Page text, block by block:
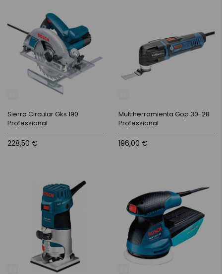
Sierra Circular Gks 190
Professional
228,50 €
Multiherramienta Gop 30-28
Professional
196,00 €